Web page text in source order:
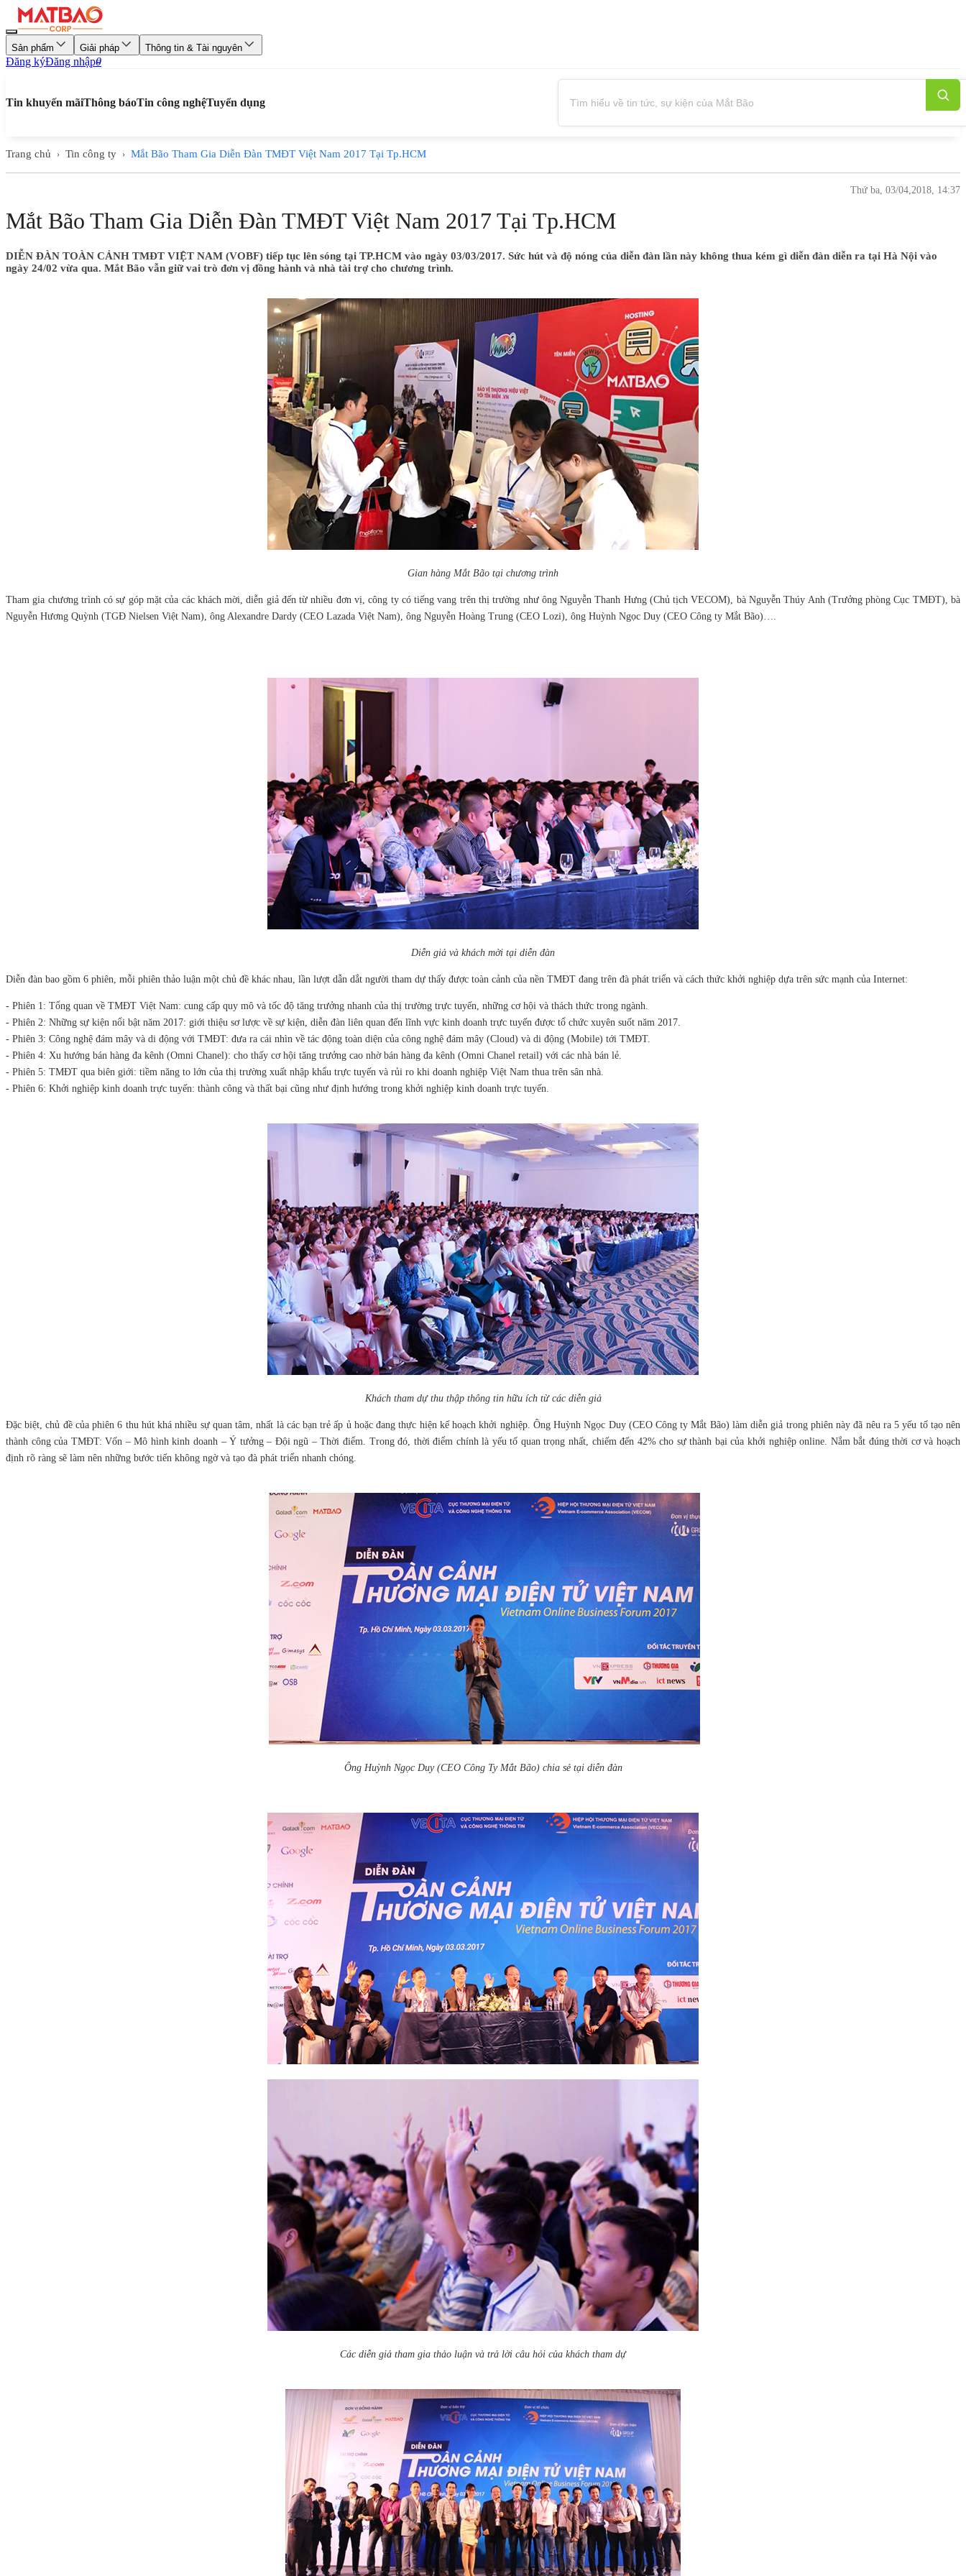
Sản phẩm Giải pháp Thông tin & Tài nguyên
Đăng kýĐăng nhập0
Tin khuyến mãiThông báoTin công nghệTuyển dụng
Trang chủ › Tin công ty › Mắt Bão Tham Gia Diễn Đàn TMĐT Việt Nam 2017 Tại Tp.HCM
Thứ ba, 03/04,2018, 14:37
Mắt Bão Tham Gia Diễn Đàn TMĐT Việt Nam 2017 Tại Tp.HCM
DIỄN ĐÀN TOÀN CẢNH TMĐT VIỆT NAM (VOBF) tiếp tục lên sóng tại TP.HCM vào ngày 03/03/2017. Sức hút và độ nóng của diễn đàn lần này không thua kém gì diễn đàn diễn ra tại Hà Nội vào
ngày 24/02 vừa qua. Mắt Bão vẫn giữ vai trò đơn vị đồng hành và nhà tài trợ cho chương trình.
Gian hàng Mắt Bão tại chương trình
Tham gia chương trình có sự góp mặt của các khách mời, diễn giả đến từ nhiều đơn vị, công ty có tiếng vang trên thị trường như ông Nguyễn Thanh Hưng (Chủ tịch VECOM), bà Nguyễn Thúy Anh (Trưởng phòng Cục TMĐT), bà
Nguyễn Hương Quỳnh (TGĐ Nielsen Việt Nam), ông Alexandre Dardy (CEO Lazada Việt Nam), ông Nguyễn Hoàng Trung (CEO Lozi), ông Huỳnh Ngọc Duy (CEO Công ty Mắt Bão)….
Diễn giả và khách mời tại diễn đàn
Diễn đàn bao gồm 6 phiên, mỗi phiên thảo luận một chủ đề khác nhau, lần lượt dẫn dắt người tham dự thấy được toàn cảnh của nền TMĐT đang trên đà phát triển và cách thức khởi nghiệp dựa trên sức mạnh của Internet:
- Phiên 1: Tổng quan về TMĐT Việt Nam: cung cấp quy mô và tốc độ tăng trưởng nhanh của thị trường trực tuyến, những cơ hội và thách thức trong ngành.
- Phiên 2: Những sự kiện nổi bật năm 2017: giới thiệu sơ lược về sự kiện, diễn đàn liên quan đến lĩnh vực kinh doanh trực tuyến được tổ chức xuyên suốt năm 2017.
- Phiên 3: Công nghệ đám mây và di động với TMĐT: đưa ra cái nhìn về tác động toàn diện của công nghệ đám mây (Cloud) và di động (Mobile) tới TMĐT.
- Phiên 4: Xu hướng bán hàng đa kênh (Omni Chanel): cho thấy cơ hội tăng trưởng cao nhờ bán hàng đa kênh (Omni Chanel retail) với các nhà bán lẻ.
- Phiên 5: TMĐT qua biên giới: tiềm năng to lớn của thị trường xuất nhập khẩu trực tuyến và rủi ro khi doanh nghiệp Việt Nam thua trên sân nhà.
- Phiên 6: Khởi nghiệp kinh doanh trực tuyến: thành công và thất bại cũng như định hướng trong khởi nghiệp kinh doanh trực tuyến.
Khách tham dự thu thập thông tin hữu ích từ các diễn giả
Đặc biệt, chủ đề của phiên 6 thu hút khá nhiều sự quan tâm, nhất là các bạn trẻ ấp ủ hoặc đang thực hiện kế hoạch khởi nghiệp. Ông Huỳnh Ngọc Duy (CEO Công ty Mắt Bão) làm diễn giả trong phiên này đã nêu ra 5 yếu tố tạo nên
thành công của TMĐT: Vốn – Mô hình kinh doanh – Ý tưởng – Đội ngũ – Thời điểm. Trong đó, thời điểm chính là yếu tố quan trọng nhất, chiếm đến 42% cho sự thành bại của khởi nghiệp online. Nắm bắt đúng thời cơ và hoạch
định rõ ràng sẽ làm nên những bước tiến không ngờ và tạo đà phát triển nhanh chóng.
Ông Huỳnh Ngọc Duy (CEO Công Ty Mắt Bão) chia sẻ tại diễn đàn
Các diễn giả tham gia thảo luận và trả lời câu hỏi của khách tham dự